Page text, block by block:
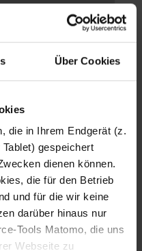
Über Cookies
die in Ihrem Endgerät (z.
gespeichert
dienen können.
die für den Betrieb
und für die wir keine
darüber hinaus nur
Tools Matomo, die uns
Webseite zu
Lorenz